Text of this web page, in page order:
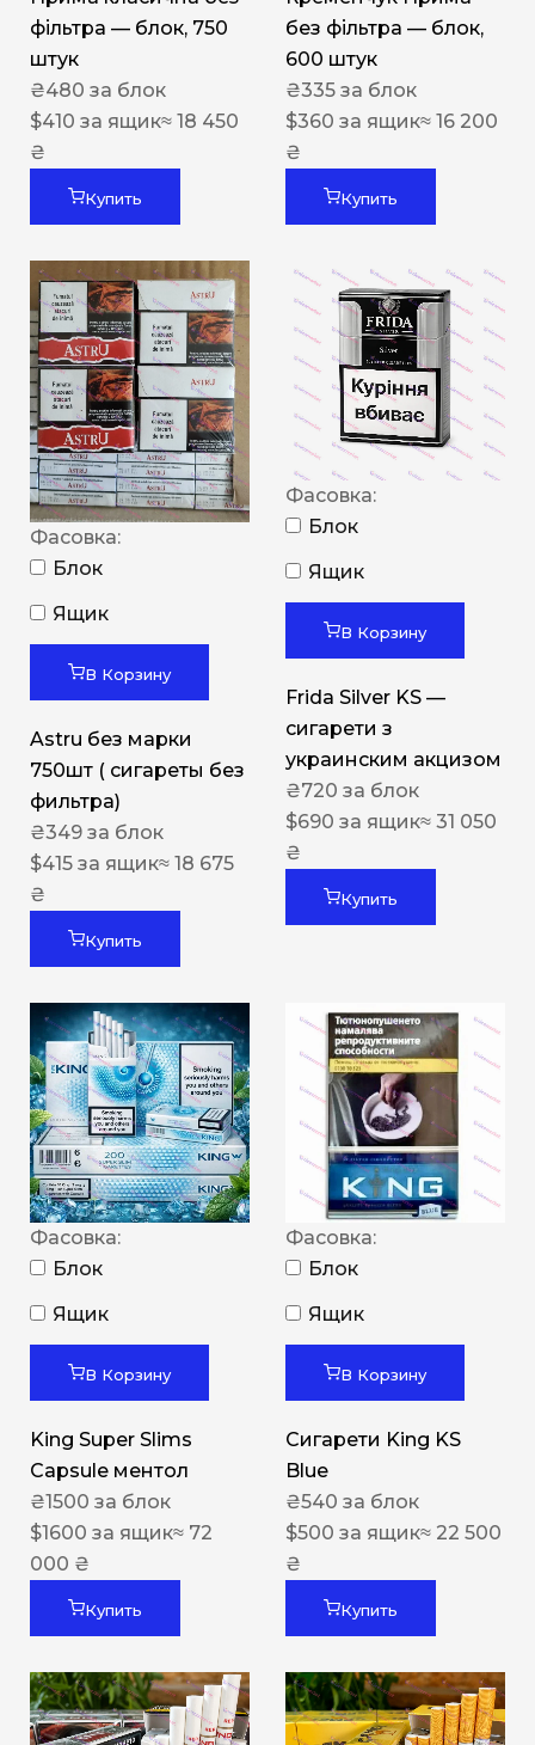
фільтра — блок, 750
штук
₴480 за блок
$410 за ящик≈ 18 450
₴
Купить
без фільтра — блок,
600 штук
₴335 за блок
$360 за ящик≈ 16 200
₴
Купить
Фасовка:
Блок
Ящик
В Корзину
Astru без марки
750шт ( сигареты без
фильтра)
₴349 за блок
$415 за ящик≈ 18 675
₴
Купить
Фасовка:
Блок
Ящик
В Корзину
Frida Silver KS —
сигарети з
украинским акцизом
₴720 за блок
$690 за ящик≈ 31 050
₴
Купить
Фасовка:
Блок
Ящик
В Корзину
King Super Slims
Capsule ментол
₴1500 за блок
$1600 за ящик≈ 72
000 ₴
Купить
Фасовка:
Блок
Ящик
В Корзину
Сигарети King KS
Blue
₴540 за блок
$500 за ящик≈ 22 500
₴
Купить